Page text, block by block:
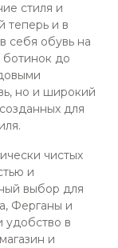
стиля и
теперь и в
себя обувь на
ботинок до
но и широкий
для
чистых
и
выбор для
Ферганы и
удобство в
и